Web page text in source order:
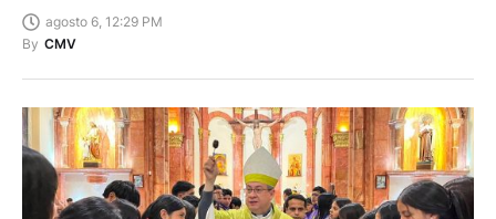
agosto 6, 12:29 PM
By CMV